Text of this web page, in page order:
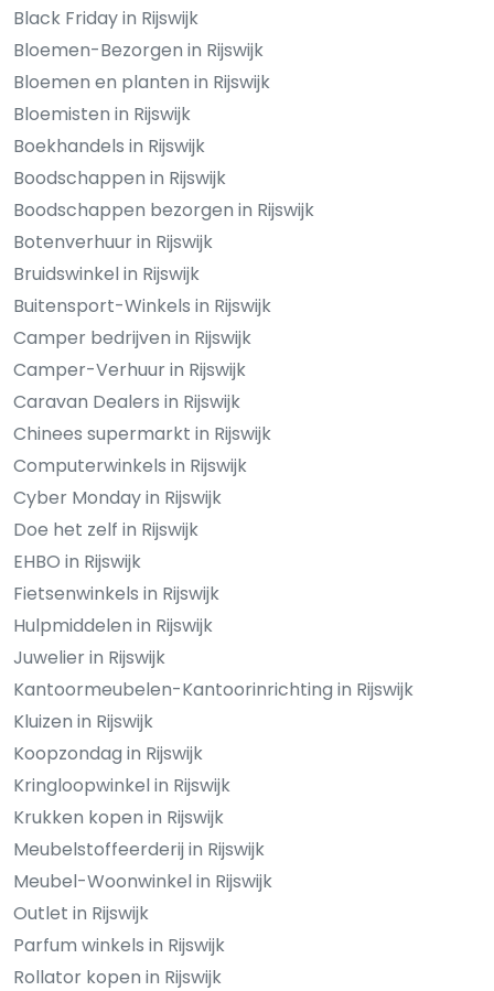
Black Friday in Rijswijk
Bloemen-Bezorgen in Rijswijk
Bloemen en planten in Rijswijk
Bloemisten in Rijswijk
Boekhandels in Rijswijk
Boodschappen in Rijswijk
Boodschappen bezorgen in Rijswijk
Botenverhuur in Rijswijk
Bruidswinkel in Rijswijk
Buitensport-Winkels in Rijswijk
Camper bedrijven in Rijswijk
Camper-Verhuur in Rijswijk
Caravan Dealers in Rijswijk
Chinees supermarkt in Rijswijk
Computerwinkels in Rijswijk
Cyber Monday in Rijswijk
Doe het zelf in Rijswijk
EHBO in Rijswijk
Fietsenwinkels in Rijswijk
Hulpmiddelen in Rijswijk
Juwelier in Rijswijk
Kantoormeubelen-Kantoorinrichting in Rijswijk
Kluizen in Rijswijk
Koopzondag in Rijswijk
Kringloopwinkel in Rijswijk
Krukken kopen in Rijswijk
Meubelstoffeerderij in Rijswijk
Meubel-Woonwinkel in Rijswijk
Outlet in Rijswijk
Parfum winkels in Rijswijk
Rollator kopen in Rijswijk